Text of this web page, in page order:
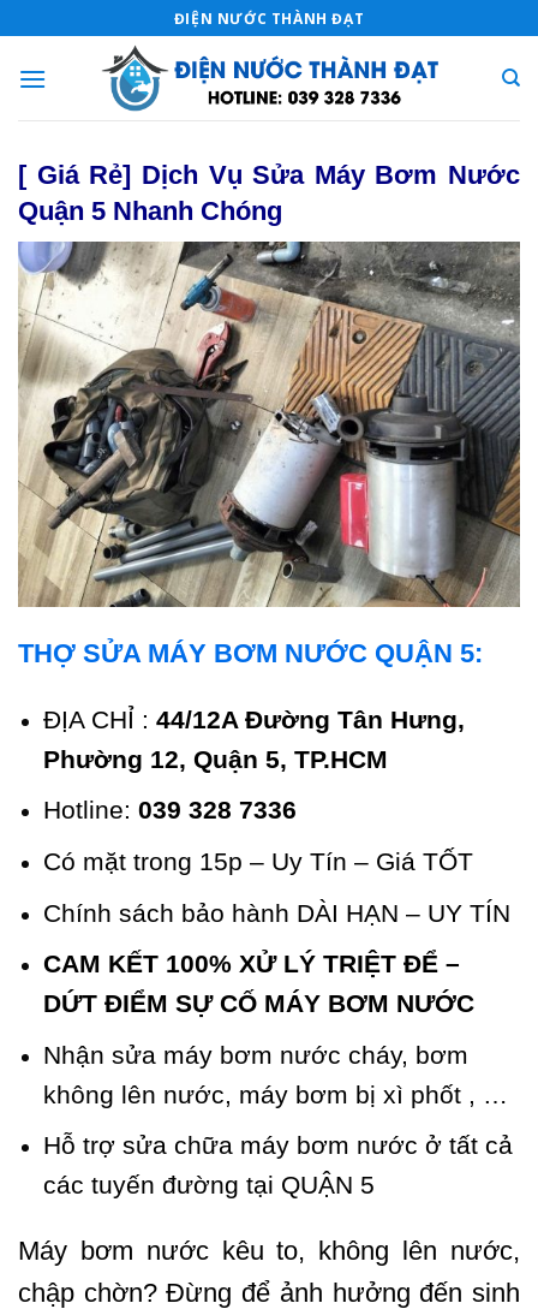
to
content
ĐIỆN NƯỚC THÀNH ĐẠT
[ Giá Rẻ] Dịch Vụ Sửa Máy Bơm Nước
Quận 5 Nhanh Chóng
THỢ SỬA MÁY BƠM NƯỚC QUẬN 5:
ĐỊA CHỈ : 44/12A Đường Tân Hưng,
Phường 12, Quận 5, TP.HCM
Hotline: 039 328 7336
Có mặt trong 15p – Uy Tín – Giá TỐT
Chính sách bảo hành DÀI HẠN – UY TÍN
CAM KẾT 100% XỬ LÝ TRIỆT ĐỂ –
DỨT ĐIỂM SỰ CỐ MÁY BƠM NƯỚC
Nhận sửa máy bơm nước cháy, bơm
không lên nước, máy bơm bị xì phốt , …
Hỗ trợ sửa chữa máy bơm nước ở tất cả
các tuyến đường tại QUẬN 5
Máy bơm nước kêu to, không lên nước,
chập chờn? Đừng để ảnh hưởng đến sinh